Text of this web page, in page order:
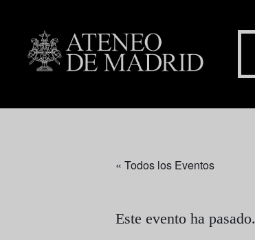
« Todos los Eventos
Este evento ha pasado.